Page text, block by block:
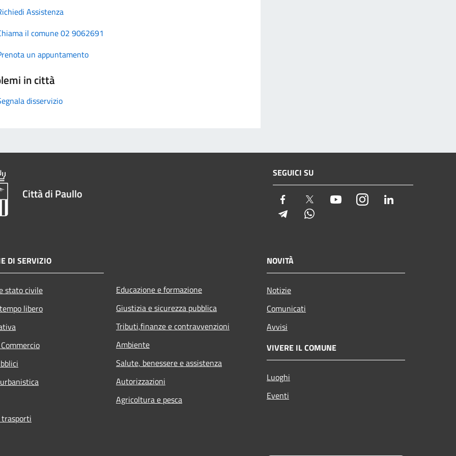
Assistenza
il comune 02 9062691
un appuntamento
in città
disservizio
Città di Paullo
SEGUICI SU
Facebook Twitter YoutubeInstagram
Telegram
DI SERVIZIO
stato civile
libero
Educazione e formazione
Giustizia e sicurezza pubblica
Tributi,finanze e contravvenzioni
Ambiente
Salute, benessere e assistenza
Autorizzazioni
Agricoltura e pesca
NOVITÀ
Notizie
Comunicati
Avvisi
VIVERE IL COMUNE
Luoghi
Eventi